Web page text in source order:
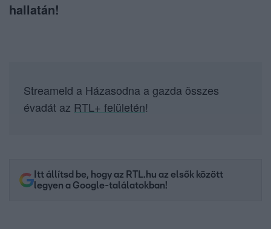
hallatán!
Streameld a Házasodna a gazda összes
évadát az RTL+ felületén!
Itt állítsd be, hogy az RTL.hu az elsők között
legyen a Google-találatokban!